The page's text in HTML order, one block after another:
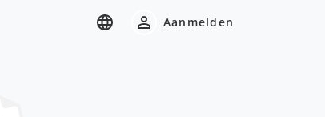
Aanmelden